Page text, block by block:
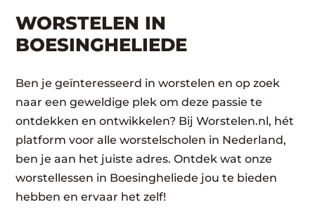
WORSTELEN​ IN
BOESINGHELIEDE
Ben je geïnteresseerd in worstelen en op zoek
naar een geweldige plek om deze passie te
ontdekken en ontwikkelen? Bij Worstelen.nl, hét
platform voor alle worstelscholen in Nederland,
ben je aan het juiste adres. Ontdek wat onze
worstellessen in Boesingheliede jou te bieden
hebben en ervaar het zelf!